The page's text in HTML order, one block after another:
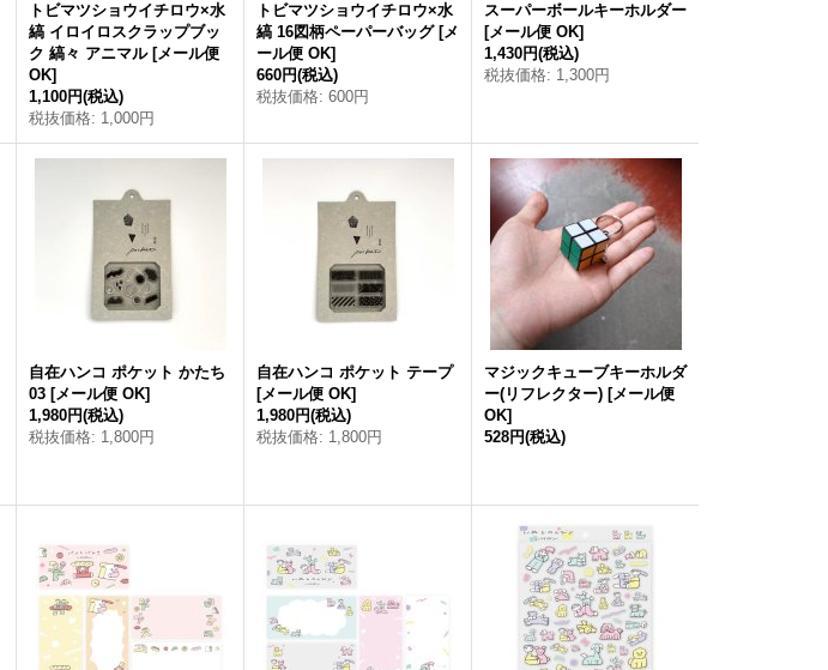
トビマツショウイチロウ×水
縞 イロイロスクラップブッ
ク 縞々 アニマル [メール便
OK]
1,100円(税込)
税抜価格: 1,000円
トビマツショウイチロウ×水
縞 16図柄ペーパーバッグ [メ
ール便 OK]
660円(税込)
税抜価格: 600円
スーパーボールキーホルダー
[メール便 OK]
1,430円(税込)
税抜価格: 1,300円
自在ハンコ ポケット かたち
03 [メール便 OK]
1,980円(税込)
税抜価格: 1,800円
自在ハンコ ポケット テープ
[メール便 OK]
1,980円(税込)
税抜価格: 1,800円
マジックキューブキーホルダ
ー(リフレクター) [メール便
OK]
528円(税込)